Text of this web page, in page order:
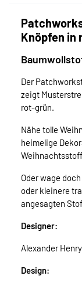
Knöpfen in
Der
zeigt
rot-grün.
Nähe tolle
heimelige
Oder wage
oder kleinere
angesagten
Designer:
Alexander Henry
Design: